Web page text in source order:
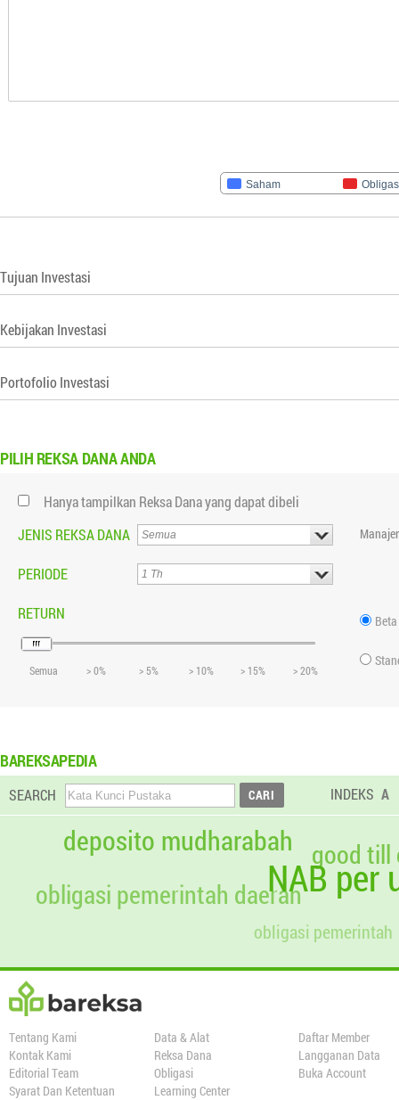
Saham
Tujuan Investasi
Kebijakan Investasi
Portofolio Investasi
PILIH REKSA DANA ANDA
Hanya tampilkan Reksa Dana yang dapat dibeli
JENIS REKSA DANA
PERIODE
RETURN
Semua > 0% > 5% > 10% > 15% > 20%
Beta
BAREKSAPEDIA
SEARCH INDEKS A
NAB per
deposito mudharabah
obligasi pemerintah
obligasi pemerintah daerah
good till
Tentang Kami
Kontak Kami
Editorial Team
Syarat Dan Ketentuan
Data & Alat
Reksa Dana
Obligasi
Learning Center
Daftar Member
Langganan Data
Buka Account